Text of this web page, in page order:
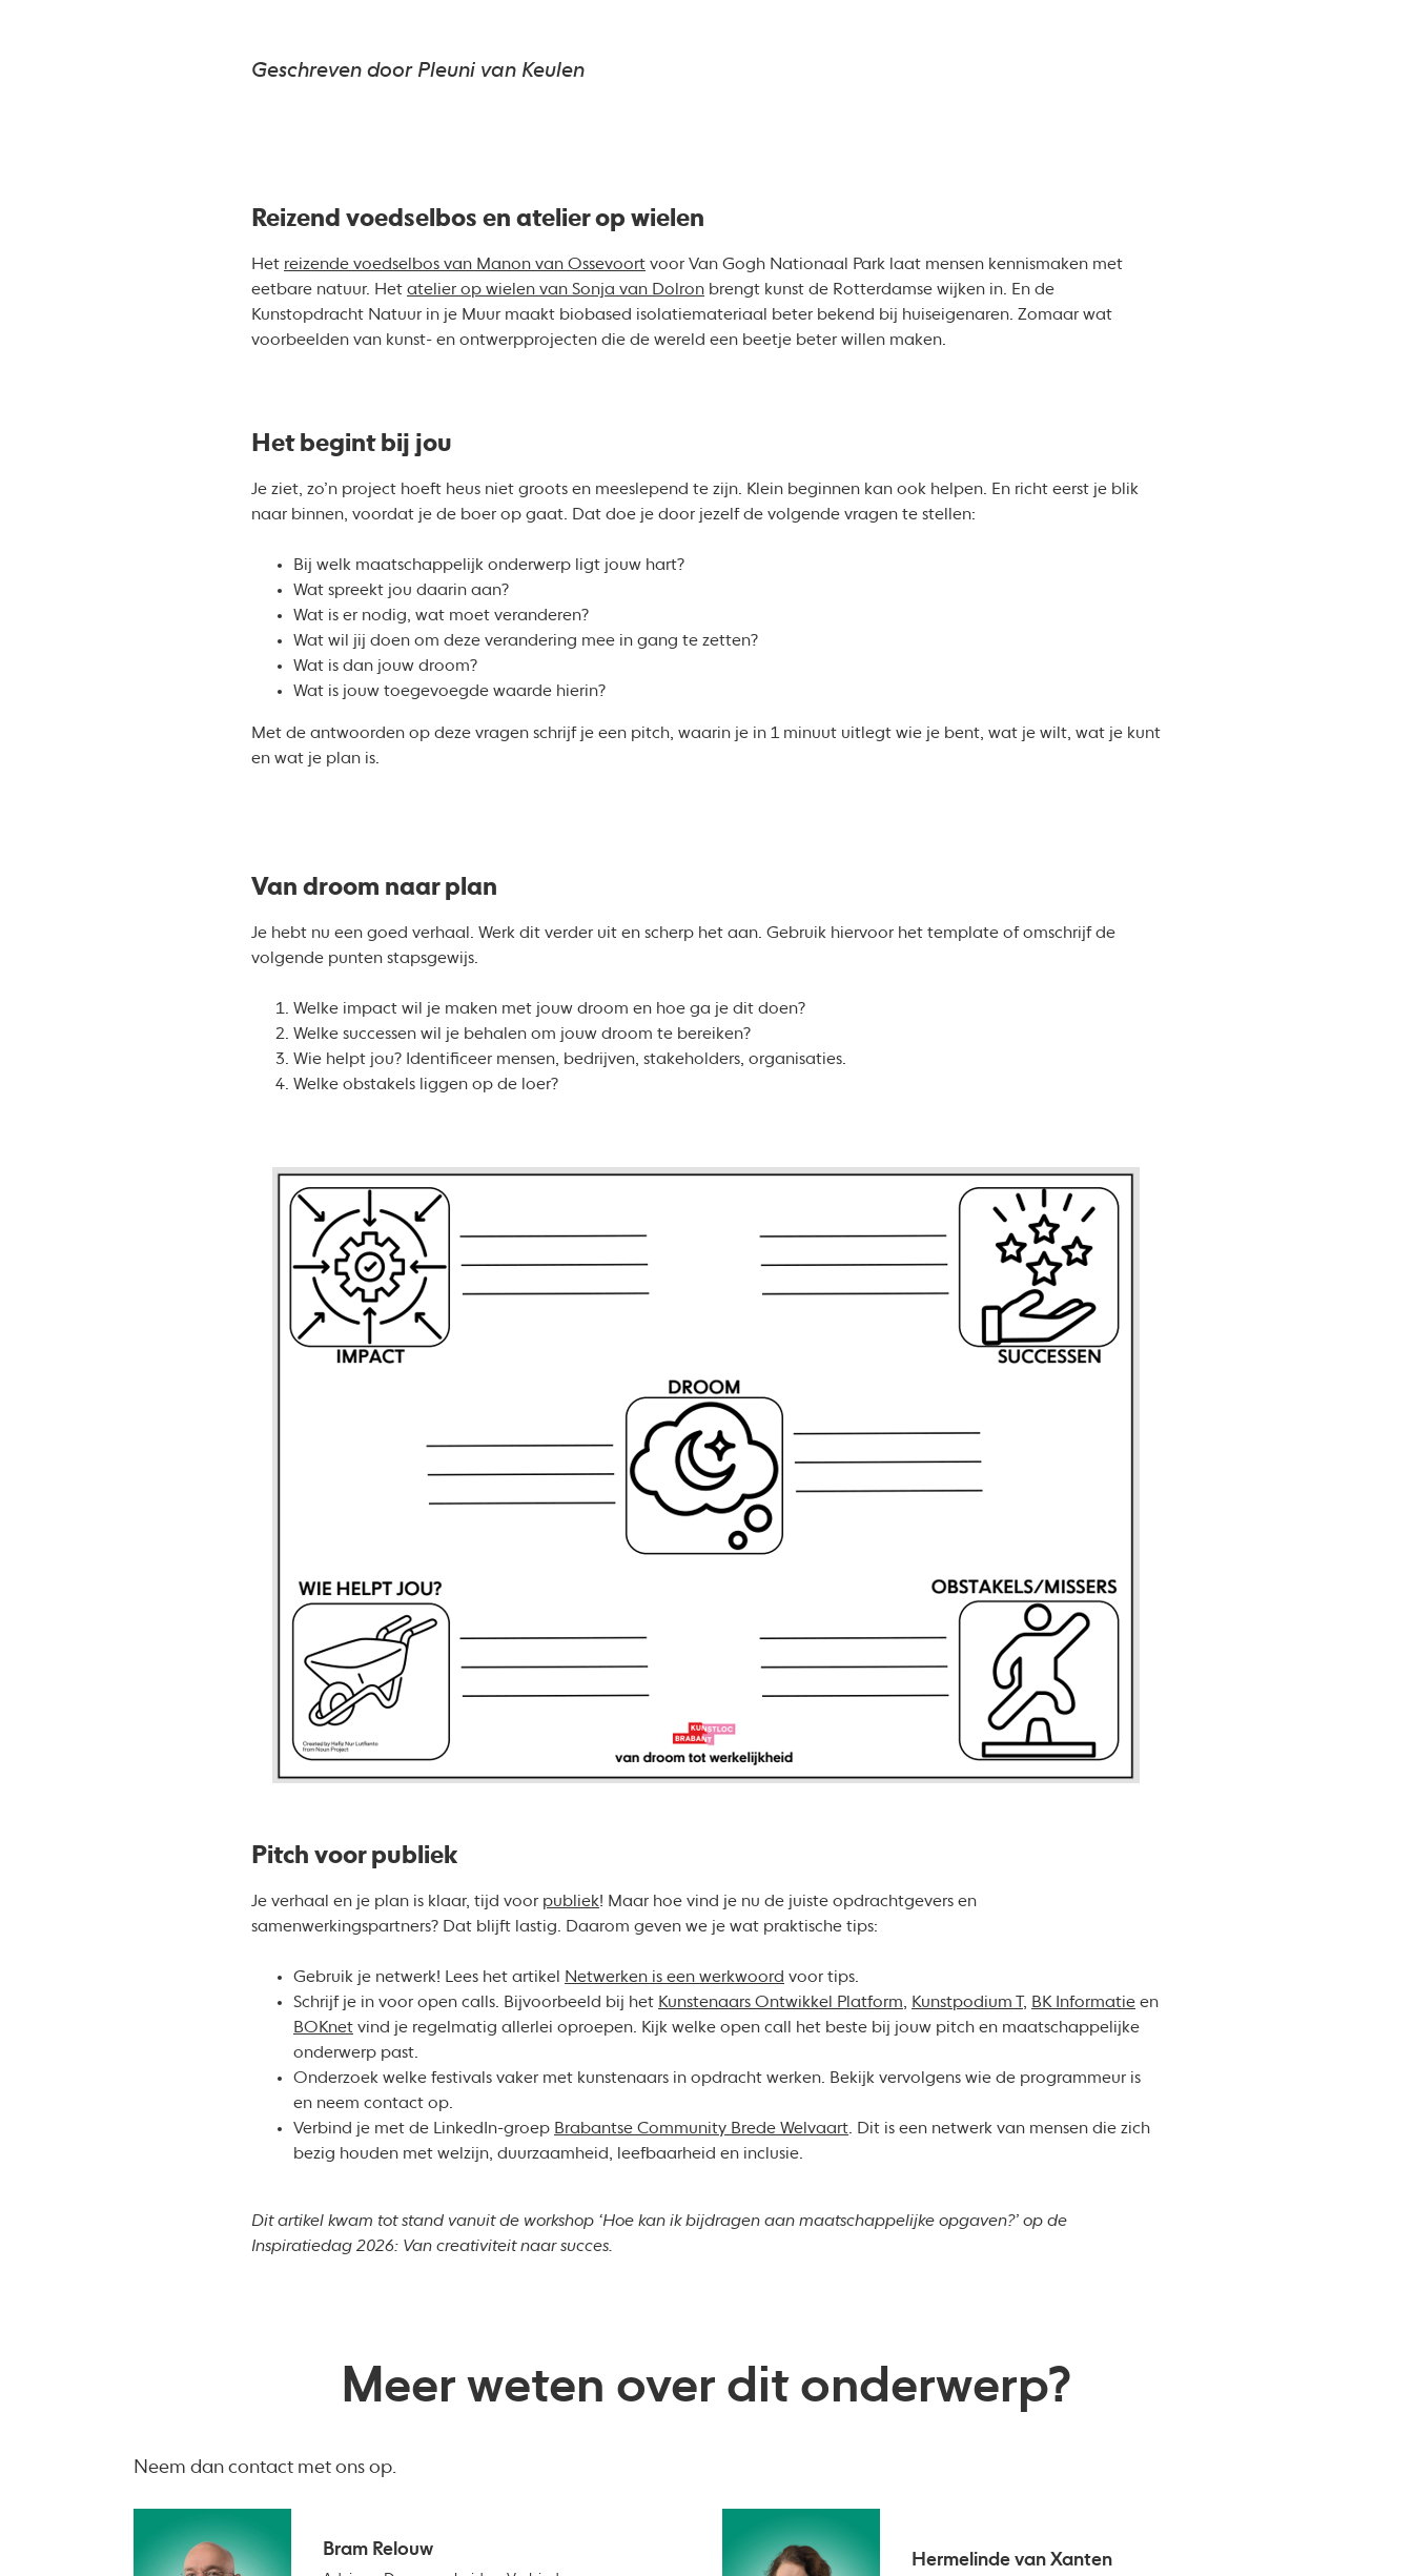
Geschreven door Pleuni van Keulen
Reizend voedselbos en atelier op wielen
Het reizende voedselbos van Manon van Ossevoort voor Van Gogh Nationaal Park laat mensen kennismaken met
eetbare natuur. Het atelier op wielen van Sonja van Dolron brengt kunst de Rotterdamse wijken in. En de
Kunstopdracht Natuur in je Muur maakt biobased isolatiemateriaal beter bekend bij huiseigenaren. Zomaar wat
voorbeelden van kunst- en ontwerpprojecten die de wereld een beetje beter willen maken.
Het begint bij jou
Je ziet, zo’n project hoeft heus niet groots en meeslepend te zijn. Klein beginnen kan ook helpen. En richt eerst je blik
naar binnen, voordat je de boer op gaat. Dat doe je door jezelf de volgende vragen te stellen:
Bij welk maatschappelijk onderwerp ligt jouw hart?
Wat spreekt jou daarin aan?
Wat is er nodig, wat moet veranderen?
Wat wil jij doen om deze verandering mee in gang te zetten?
Wat is dan jouw droom?
Wat is jouw toegevoegde waarde hierin?
Met de antwoorden op deze vragen schrijf je een pitch, waarin je in 1 minuut uitlegt wie je bent, wat je wilt, wat je kunt
en wat je plan is.
Van droom naar plan
Je hebt nu een goed verhaal. Werk dit verder uit en scherp het aan. Gebruik hiervoor het template of omschrijf de
volgende punten stapsgewijs.
Welke impact wil je maken met jouw droom en hoe ga je dit doen?
Welke successen wil je behalen om jouw droom te bereiken?
Wie helpt jou? Identificeer mensen, bedrijven, stakeholders, organisaties.
Welke obstakels liggen op de loer?
Pitch voor publiek
Je verhaal en je plan is klaar, tijd voor publiek! Maar hoe vind je nu de juiste opdrachtgevers en
samenwerkingspartners? Dat blijft lastig. Daarom geven we je wat praktische tips:
Gebruik je netwerk! Lees het artikel Netwerken is een werkwoord voor tips.
Schrijf je in voor open calls. Bijvoorbeeld bij het Kunstenaars Ontwikkel Platform, Kunstpodium T , BK Informatie en
BOKnet vind je regelmatig allerlei oproepen. Kijk welke open call het beste bij jouw pitch en maatschappelijke
onderwerp past.
Onderzoek welke festivals vaker met kunstenaars in opdracht werken. Bekijk vervolgens wie de programmeur is
en neem contact op.
Verbind je met de LinkedIn-groep Brabantse Community Brede Welvaart. Dit is een netwerk van mensen die zich
bezig houden met welzijn, duurzaamheid, leefbaarheid en inclusie.
Dit artikel kwam tot stand vanuit de workshop ‘Hoe kan ik bijdragen aan maatschappelijke opgaven?’ op de
Inspiratiedag 2026: Van creativiteit naar succes.
Meer weten over dit onderwerp?
Neem dan contact met ons op.
Bram Relouw
Hermelinde van Xanten